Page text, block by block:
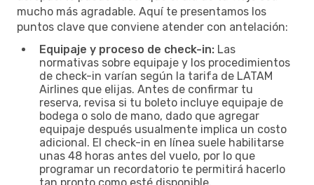
mucho más agradable. Aquí te presentamos los
puntos clave que conviene atender con antelación:
Equipaje y proceso de check-in: Las
normativas sobre equipaje y los procedimientos
de check-in varían según la tarifa de LATAM
Airlines que elijas. Antes de confirmar tu
reserva, revisa si tu boleto incluye equipaje de
bodega o solo de mano, dado que agregar
equipaje después usualmente implica un costo
adicional. El check-in en línea suele habilitarse
unas 48 horas antes del vuelo, por lo que
programar un recordatorio te permitirá hacerlo